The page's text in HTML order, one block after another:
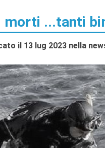
morti ...tanti
il 13 lug 2023 nella